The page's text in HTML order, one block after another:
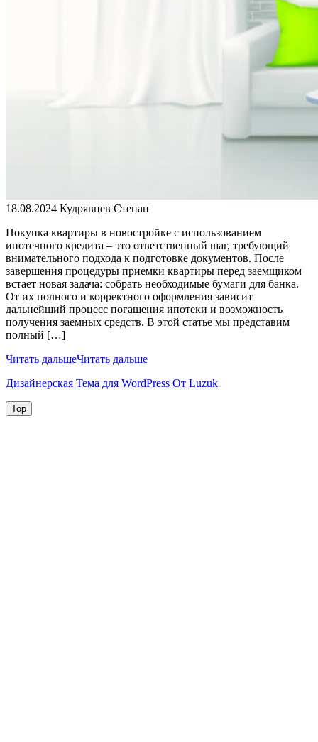
18.08.2024 Кудрявцев Степан
Покупка квартиры в новостройке с использованием
ипотечного кредита – это ответственный шаг, требующий
внимательного подхода к подготовке документов. После
завершения процедуры приемки квартиры перед заемщиком
встает новая задача: собрать необходимые бумаги для банка.
От их полного и корректного оформления зависит
дальнейший процесс погашения ипотеки и возможность
получения заемных средств. В этой статье мы представим
полный […]
Читать дальшеЧитать дальше
Дизайнерская Тема для WordPress От Luzuk
Top